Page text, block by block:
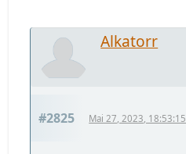
Alkatorr
#2825 Mai 27, 2023, 18:53:15